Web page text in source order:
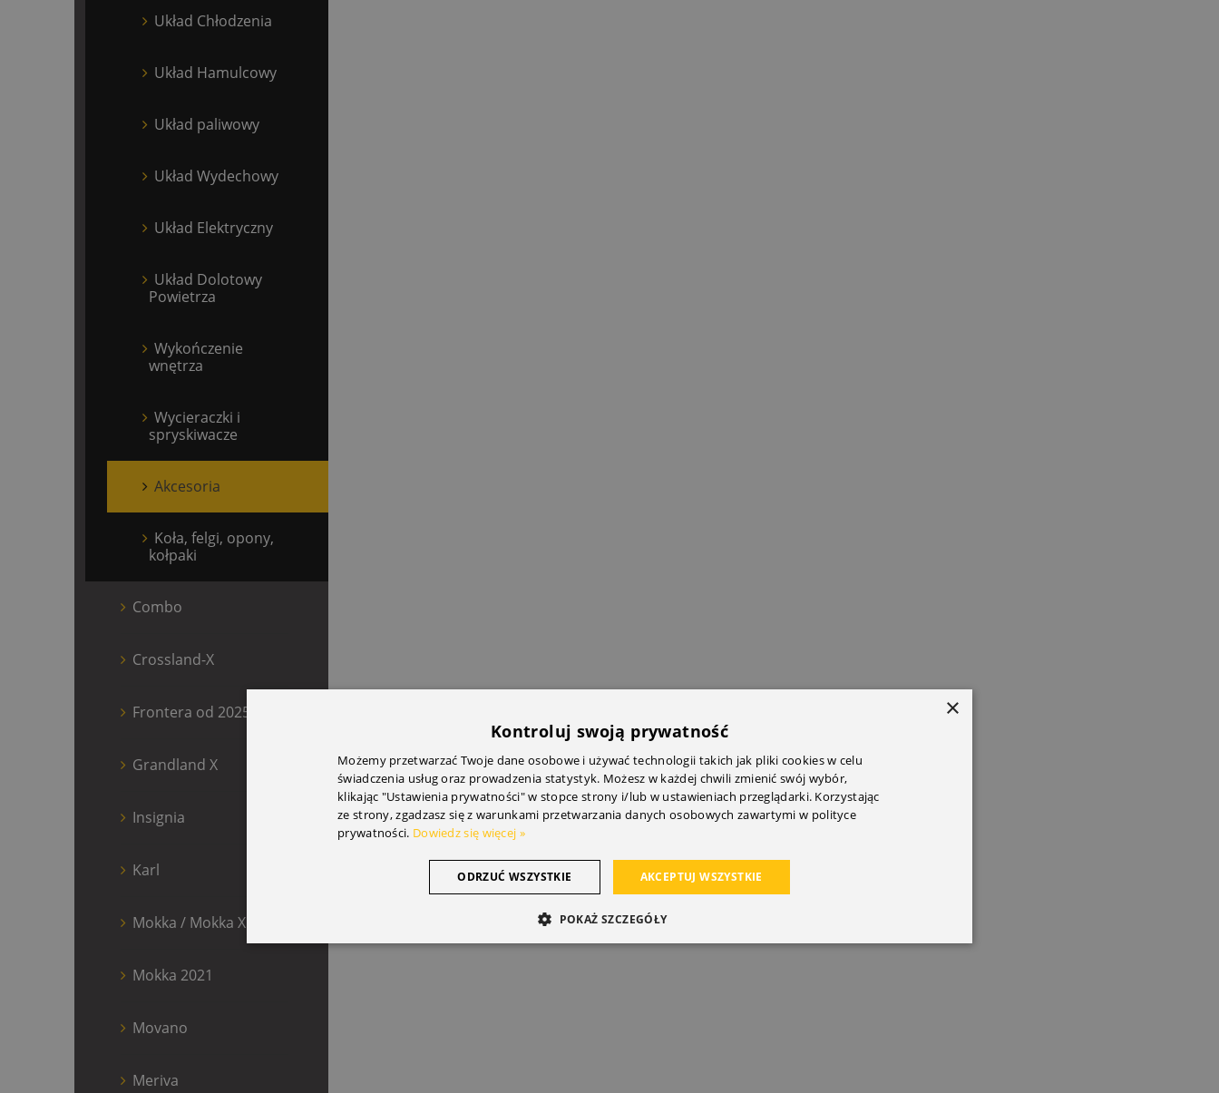
Układ Chłodzenia
Układ Hamulcowy
Układ paliwowy
Układ Wydechowy
Układ Elektryczny
Układ Dolotowy
Powietrza
Wykończenie
wnętrza
Wycieraczki i
spryskiwacze
Akcesoria
Koła, felgi, opony,
kołpaki
Combo
Crossland-X
Frontera od 2025
Grandland X
Insignia
Karl
Mokka / Mokka X
Mokka 2021
Movano
Meriva
×
Kontroluj swoją prywatność
Możemy przetwarzać Twoje dane osobowe i używać technologii takich jak pliki cookies w celu
świadczenia usług oraz prowadzenia statystyk. Możesz w każdej chwili zmienić swój wybór,
klikając "Ustawienia prywatności" w stopce strony i/lub w ustawieniach przeglądarki. Korzystając
ze strony, zgadzasz się z warunkami przetwarzania danych osobowych zawartymi w polityce
prywatności. Dowiedz się więcej »
AKCEPTUJ WSZYSTKIE
ODRZUĆ WSZYSTKIE
POKAŻ SZCZEGÓŁY